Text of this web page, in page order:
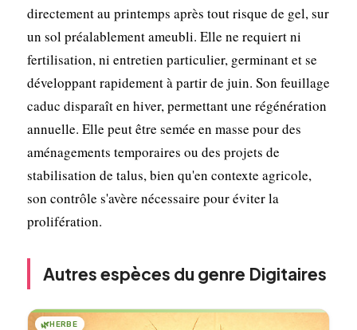
directement au printemps après tout risque de gel, sur
un sol préalablement ameubli. Elle ne requiert ni
fertilisation, ni entretien particulier, germinant et se
développant rapidement à partir de juin. Son feuillage
caduc disparaît en hiver, permettant une régénération
annuelle. Elle peut être semée en masse pour des
aménagements temporaires ou des projets de
stabilisation de talus, bien qu'en contexte agricole,
son contrôle s'avère nécessaire pour éviter la
prolifération.
Autres espèces du genre Digitaires
🌿HERBE